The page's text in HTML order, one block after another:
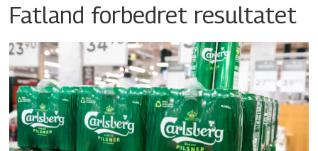
Fatland forbedret resultatet